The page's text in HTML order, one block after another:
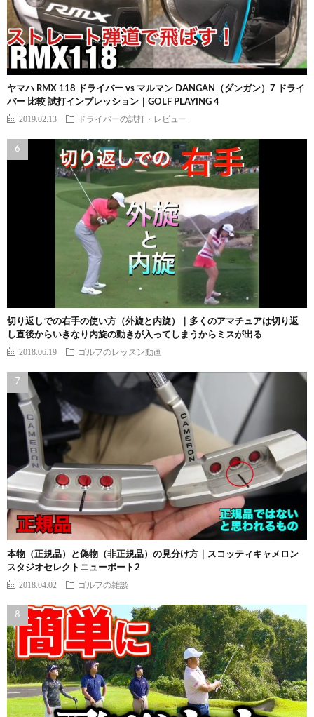
ヤマハ RMX 118 ドライバー vs マルマン DANGAN（ダンガン）7 ドライ
バー 比較 試打インプレッション｜GOLF PLAYING 4
2019.02.13 ドライバーの試打・レビュー
切り返しでの右手の使い方（外旋と内旋）｜多くのアマチュアは切り返
し直後からいきなり内旋の動きが入ってしまうからミスが出る
2018.06.19 ゴルフのレッスン動画
本物（正規品）と偽物（非正規品）の見分け方｜スコッティキャメロン
スタジオセレクトニューポート2
2018.04.02 ゴルフの雑談